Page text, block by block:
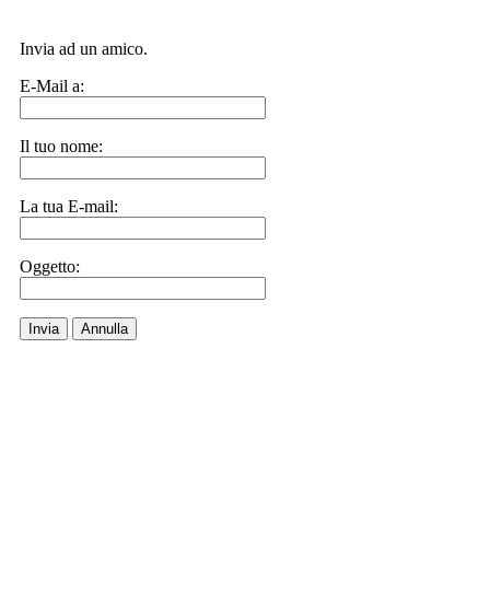
Invia ad un amico.
E-Mail a:
Il tuo nome:
La tua E-mail:
Oggetto:
Invia Annulla